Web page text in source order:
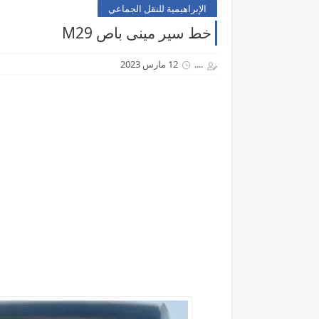
الإبراهيمية للنقل الجماعي
خط سير مينى باص M29
.... 12 مارس 2023